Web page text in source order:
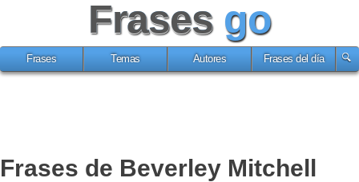
Frases go
Frases Temas Autores Frases del día
Frases de Beverley Mitchell